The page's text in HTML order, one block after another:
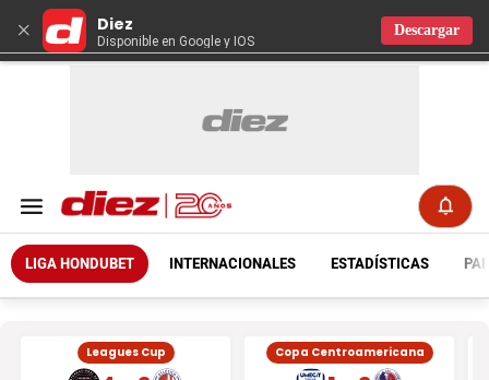
× Diez
Disponible en Google y IOS
Descargar
LIGA HONDUBET INTERNACIONALES ESTADÍSTICAS
Leagues Cup Copa Centroamericana